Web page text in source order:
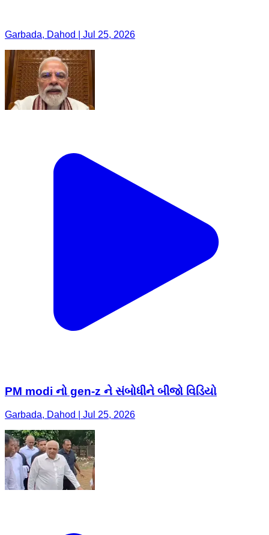
Garbada, Dahod | Jul 25, 2026
PM modi નો gen-z ને સંબોધીને બીજો વિડિયો
Garbada, Dahod | Jul 25, 2026